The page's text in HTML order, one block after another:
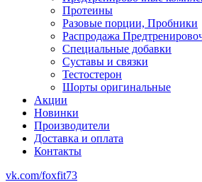
Протеины
Разовые порции, Пробники
Распродажа
Специальные добавки
Суставы и связки
Тестостерон
Шорты оригинальные
Акции
Новинки
Производители
Доставка и оплата
Контакты
vk.com/foxfit73